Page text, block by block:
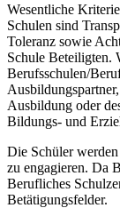
Wesentliche
Schulen sind
Toleranz sowie
Schule Beteiligten.
Berufsschulen/
Ausbildung oder
Bildungs- und
Die Schüler
zu engagieren. Da
Berufliches
Betätigungsfelder.